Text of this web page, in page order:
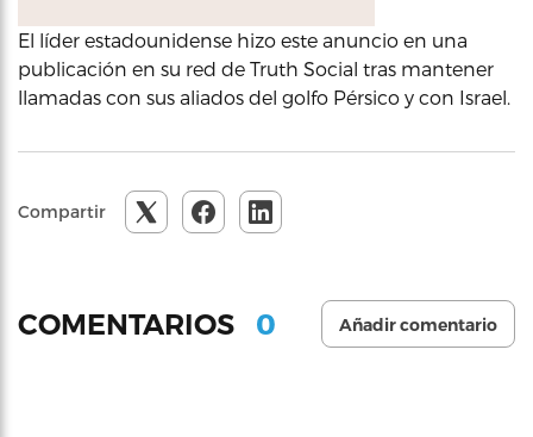
El líder estadounidense hizo este anuncio en una
publicación en su red de Truth Social tras mantener
llamadas con sus aliados del golfo Pérsico y con Israel.
Compartir
COMENTARIOS 0 Añadir comentario